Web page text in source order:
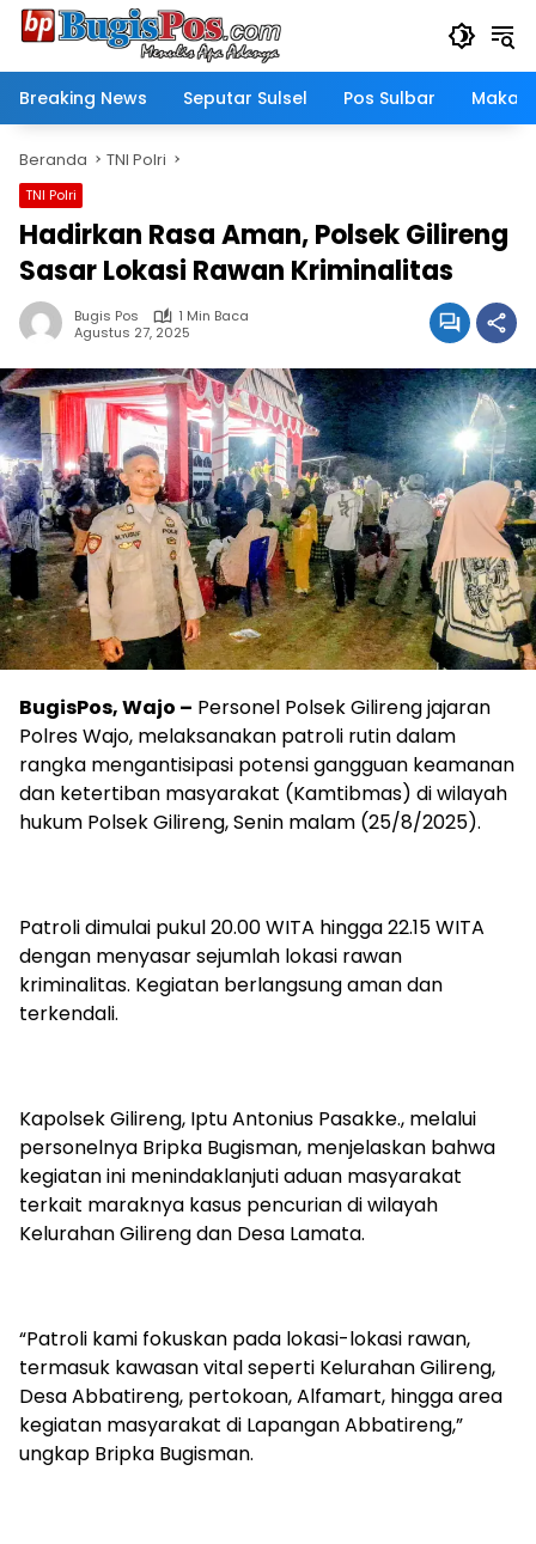
Langsung
Breaking News
Seputar Sulsel Pos Sulbar
Beranda TNI Polri
TNI Polri
Hadirkan Rasa Aman, Polsek Gilireng
Sasar Lokasi Rawan Kriminalitas
Bugis Pos
1 Min Baca
Agustus 27, 2025
BugisPos, Wajo – Personel Polsek Gilireng jajaran
Polres Wajo, melaksanakan patroli rutin dalam
rangka mengantisipasi potensi gangguan keamanan
dan ketertiban masyarakat (Kamtibmas) di wilayah
hukum Polsek Gilireng, Senin malam (25/8/2025).
Patroli dimulai pukul 20.00 WITA hingga 22.15 WITA
dengan menyasar sejumlah lokasi rawan
kriminalitas. Kegiatan berlangsung aman dan
terkendali.
Kapolsek Gilireng, Iptu Antonius Pasakke., melalui
personelnya Bripka Bugisman, menjelaskan bahwa
kegiatan ini menindaklanjuti aduan masyarakat
terkait maraknya kasus pencurian di wilayah
Kelurahan Gilireng dan Desa Lamata.
“Patroli kami fokuskan pada lokasi-lokasi rawan,
termasuk kawasan vital seperti Kelurahan Gilireng,
Desa Abbatireng, pertokoan, Alfamart, hingga area
kegiatan masyarakat di Lapangan Abbatireng,”
ungkap Bripka Bugisman.